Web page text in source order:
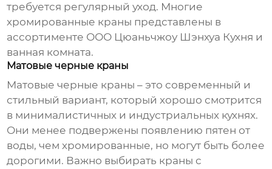
требуется регулярный уход. Многие
хромированные краны представлены в
ассортименте ООО Цюаньчжоу Шэнхуа Кухня и
ванная комната.
Матовые черные краны
Матовые черные краны – это современный и
стильный вариант, который хорошо смотрится
в минималистичных и индустриальных кухнях.
Они менее подвержены появлению пятен от
воды, чем хромированные, но могут быть более
дорогими. Важно выбирать краны с